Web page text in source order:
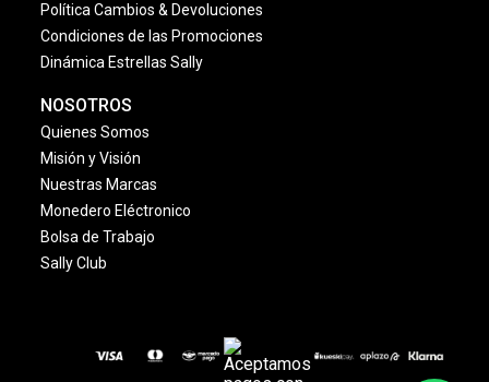
Política Cambios & Devoluciones
Condiciones de las Promociones
Dinámica Estrellas Sally
NOSOTROS
Quienes Somos
Misión y Visión
Nuestras Marcas
Monedero Eléctronico
Bolsa de Trabajo
Sally Club